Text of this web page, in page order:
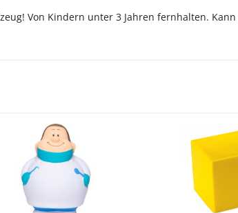
Von Kindern unter 3 Jahren fernhalten.